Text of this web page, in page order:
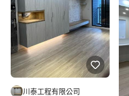
川泰工程有限公司